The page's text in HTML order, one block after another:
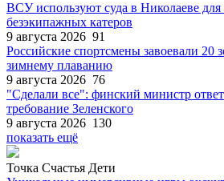
ВСУ используют суда в Николаеве для
безэкипажных катеров
9 августа 2026 91
Российские спортсмены завоевали 20
зимнему плаванию
9 августа 2026 76
"Сделали все": финский министр
требование Зеленского
9 августа 2026 130
показать ещё
Точка Счастья Дети